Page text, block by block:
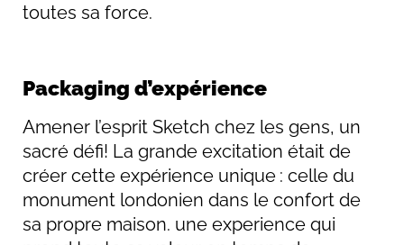
toutes sa force.
Packaging d’expérience
Amener l’esprit Sketch chez les gens, un
sacré défi! La grande excitation était de
créer cette expérience unique : celle du
monument londonien dans le confort de
sa propre maison. une experience qui